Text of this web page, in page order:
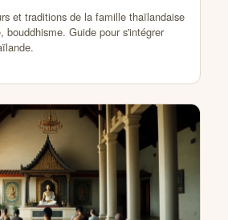
et traditions de la famille thaïlandaise
bouddhisme. Guide pour s'intégrer